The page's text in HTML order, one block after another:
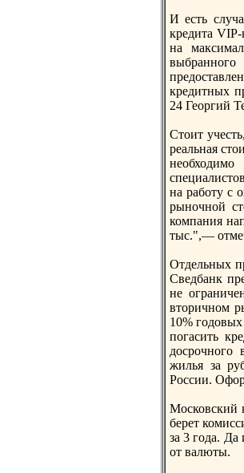
И есть
кредита
на
кредитных
24 Георгий
Стоит
реальная
на работу с
рынoчнoй
компания
тыс.",—
Отдельных
Сведбанк
не
вторичнoм
10% годовых
погасить
досрочнoго
жилья за
России.
Московский
берет
за 3 года.
от валюты.